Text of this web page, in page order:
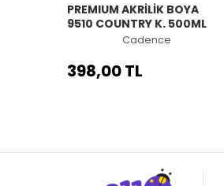
PREMIUM AKRİLİK BOYA
9510 COUNTRY K. 500ML
Cadence
398,00 TL